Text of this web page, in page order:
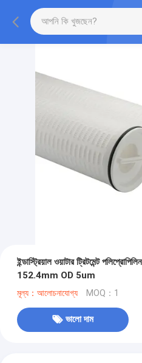
ইন্ডাস্ট্রিয়াল ওয়াটার ট্রিটমেন্ট
152.4mm OD 5um
মূল্য：আলোচনাযোগ্য MOQ：1
ভালো দাম